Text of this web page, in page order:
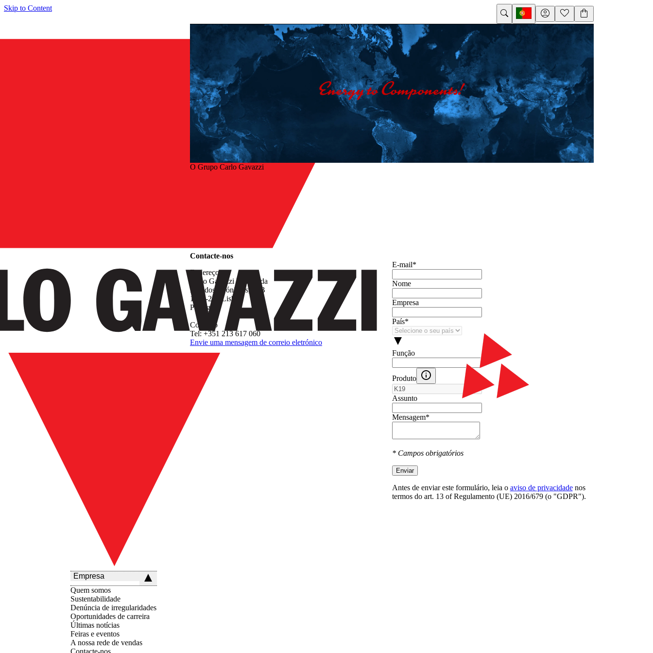
Skip to Content
Empresa
Quem somos
Sustentabilidade
Denúncia de irregularidades
Oportunidades de carreira
Últimas notícias
Feiras e eventos
A nossa rede de vendas
Contacte-nos
O Grupo Carlo Gavazzi
Contacte-nos
Endereço
Carlo Gavazzi Unip. Lda
Rua dos Jerónimos, 38B
1400-212 Lisboa
Portugal
Contacto
Tel: +351 213 617 060
Envie uma mensagem de correio eletrónico
E‑mail*
Nome
Empresa
País*
Função
Produto
Assunto
Mensagem*
* Campos obrigatórios
Enviar
Antes de enviar este formulário, leia o aviso de privacidadenos
termos do art. 13 оf Regulamento (UE) 2016/679 (o "GDPR").